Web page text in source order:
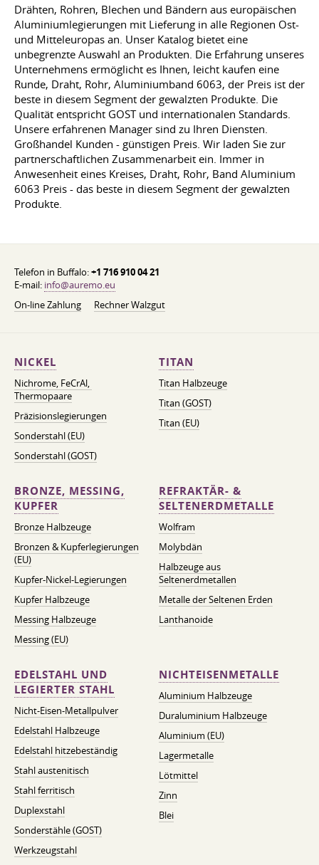
Drähten, Rohren, Blechen und Bändern aus europäischen
Aluminiumlegierungen mit Lieferung in alle Regionen Ost-
und Mitteleuropas an. Unser Katalog bietet eine
unbegrenzte Auswahl an Produkten. Die Erfahrung unseres
Unternehmens ermöglicht es Ihnen, leicht kaufen eine
Runde, Draht, Rohr, Aluminiumband 6063, der Preis ist der
beste in diesem Segment der gewalzten Produkte. Die
Qualität entspricht GOST und internationalen Standards.
Unsere erfahrenen Manager sind zu Ihren Diensten.
Großhandel Kunden - günstigen Preis. Wir laden Sie zur
partnerschaftlichen Zusammenarbeit ein. Immer in
Anwesenheit eines Kreises, Draht, Rohr, Band Aluminium
6063 Preis - das beste in diesem Segment der gewalzten
Produkte.
Telefon in Buffalo:+1 716 910 04 21
E-mail: info@auremo.eu
On-line Zahlung
Rechner Walzgut
NICKEL
Nichrome, FeСrAl, ​​
Thermopaare
Präzisionslegierungen
Sonderstahl (EU)
Sonderstahl (GOST)
TITAN
Titan Halbzeuge
Titan (GOST)
Titan (EU)
BRONZE, MESSING,
KUPFER
Bronze Halbzeuge
Bronzen & Kupferlegierungen
(EU)
Kupfer-Nickel-Legierungen
Kupfer Halbzeuge
Messing Halbzeuge
Messing (EU)
REFRAKTÄR- &
SELTENERDMETALLE
Wolfram
Molybdän
Halbzeuge aus
Seltenerdmetallen
Metalle der Seltenen Erden
Lanthanoide
EDELSTAHL UND
LEGIERTER STAHL
Nicht-Eisen-Metallpulver
Edelstahl Halbzeuge
Edelstahl hitzebeständig
Stahl austenitisch
Stahl ferritisch
Duplexstahl
Sonderstähle (GOST)
Werkzeugstahl
NICHTEISENMETALLE
Aluminium Halbzeuge
Duraluminium Halbzeuge
Aluminium (EU)
Lagermetalle
Lötmittel
Zinn
Blei